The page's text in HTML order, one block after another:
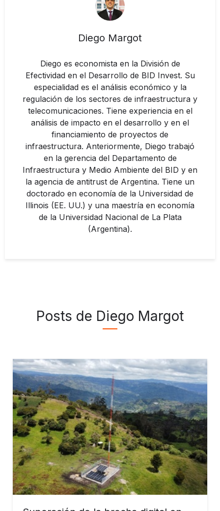
Diego Margot
Diego es economista en la División de
Efectividad en el Desarrollo de BID Invest. Su
especialidad es el análisis económico y la
regulación de los sectores de infraestructura y
telecomunicaciones. Tiene experiencia en el
análisis de impacto en el desarrollo y en el
financiamiento de proyectos de
infraestructura. Anteriormente, Diego trabajó
en la gerencia del Departamento de
Infraestructura y Medio Ambiente del BID y en
la agencia de antitrust de Argentina. Tiene un
doctorado en economía de la Universidad de
Illinois (EE. UU.) y una maestría en economía
de la Universidad Nacional de La Plata
(Argentina).
Posts de Diego Margot